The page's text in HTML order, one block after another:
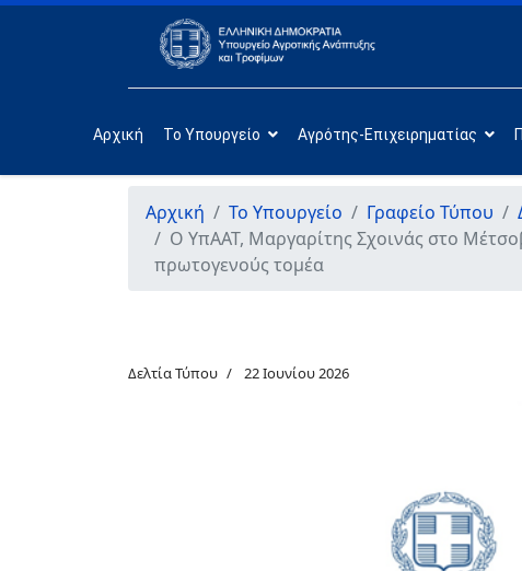
Αρχική Το Υπουργείο Αγρότης-Επιχειρηματίας
Αρχική Το Υπουργείο Γραφείο Τύπου
Ο ΥπΑΑΤ, Μαργαρίτης Σχοινάς στο
πρωτογενούς τομέα
Δελτία Τύπου 22 Ιουνίου 2026